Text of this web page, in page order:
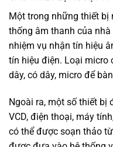
Một trong những thiết bị
thống âm thanh của
nhiệm vụ nhận tín hiệu
tín hiệu điện. Loại micro
dây, có dây, micro để
Ngoài ra, một số thiết bị
VCD, điện thoại, máy
có thể được soạn thảo